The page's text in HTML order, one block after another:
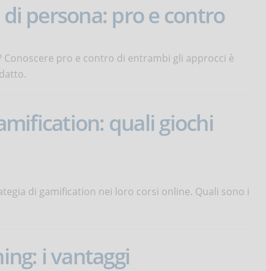
persona: pro e contro
Conoscere pro e contro di entrambi gli approcci è
quali giochi
di gamification nei loro corsi online. Quali sono i
i vantaggi